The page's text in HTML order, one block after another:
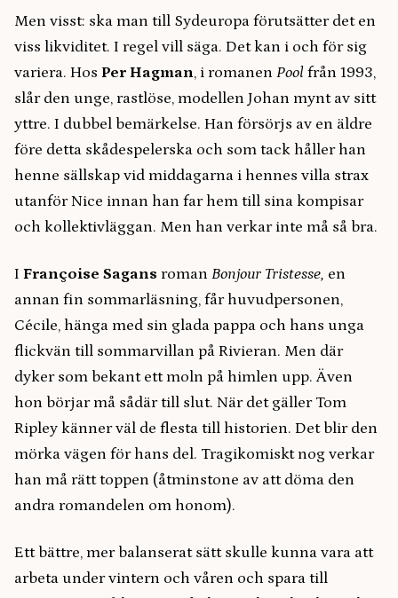
Men visst: ska man till Sydeuropa förutsätter det en
viss likviditet. I regel vill säga. Det kan i och för sig
variera. Hos Per Hagman, i romanen Pool från 1993,
slår den unge, rastlöse, modellen Johan mynt av sitt
yttre. I dubbel bemärkelse. Han försörjs av en äldre
före detta skådespelerska och som tack håller han
henne sällskap vid middagarna i hennes villa strax
utanför Nice innan han far hem till sina kompisar
och kollektivläggan. Men han verkar inte må så bra.
I Françoise Sagans roman Bonjour Tristesse, en
annan fin sommarläsning, får huvudpersonen,
Cécile, hänga med sin glada pappa och hans unga
flickvän till sommarvillan på Rivieran. Men där
dyker som bekant ett moln på himlen upp. Även
hon börjar må sådär till slut. När det gäller Tom
Ripley känner väl de flesta till historien. Det blir den
mörka vägen för hans del. Tragikomiskt nog verkar
han må rätt toppen (åtminstone av att döma den
andra romandelen om honom).
Ett bättre, mer balanserat sätt skulle kunna vara att
arbeta under vintern och våren och spara till